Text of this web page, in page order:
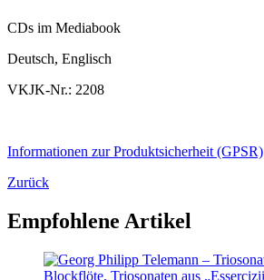
CDs im Mediabook
Deutsch, Englisch
VKJK-Nr.: 2208
Informationen zur Produktsicherheit (GPSR)
Zurück
Empfohlene Artikel